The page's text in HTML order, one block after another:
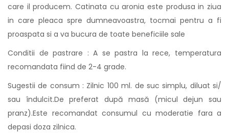
care il producem. Catinata cu aronia este produsa in ziua
in care pleaca spre dumneavoastra, tocmai pentru a fi
proaspata si a va bucura de toate beneficiile sale
Conditii de pastrare : A se pastra la rece, temperatura
recomandata fiind de 2-4 grade.
Sugestii de consum : Zilnic 100 ml. de suc simplu, diluat si/
sau îndulcit.De preferat după masă (micul dejun sau
pranz).Este recomandat consumul cu moderatie fara a
depasi doza zilnica.